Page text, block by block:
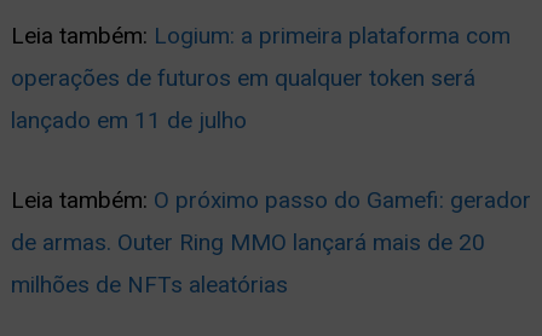
Leia também: Logium: a primeira plataforma com
operações de futuros em qualquer token será
lançado em 11 de julho
Leia também: O próximo passo do Gamefi: gerador
de armas. Outer Ring MMO lançará mais de 20
milhões de NFTs aleatórias